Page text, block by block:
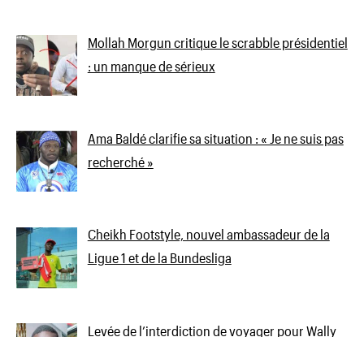
Mollah Morgun critique le scrabble présidentiel
: un manque de sérieux
Ama Baldé clarifie sa situation : « Je ne suis pas
recherché »
Cheikh Footstyle, nouvel ambassadeur de la
Ligue 1 et de la Bundesliga
Levée de l’interdiction de voyager pour Wally